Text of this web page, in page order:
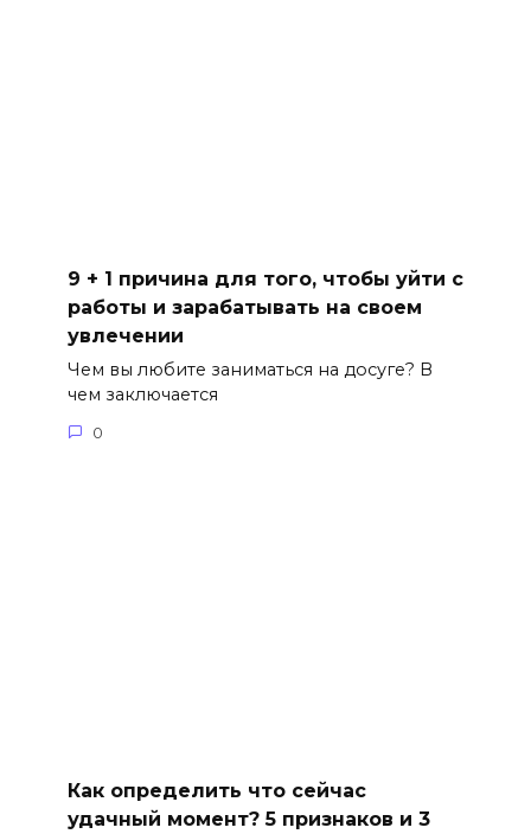
9 + 1 причина для того, чтобы уйти с
работы и зарабатывать на своем
увлечении
Чем вы любите заниматься на досуге? В
чем заключается
0
Как определить что сейчас
удачный момент? 5 признаков и 3